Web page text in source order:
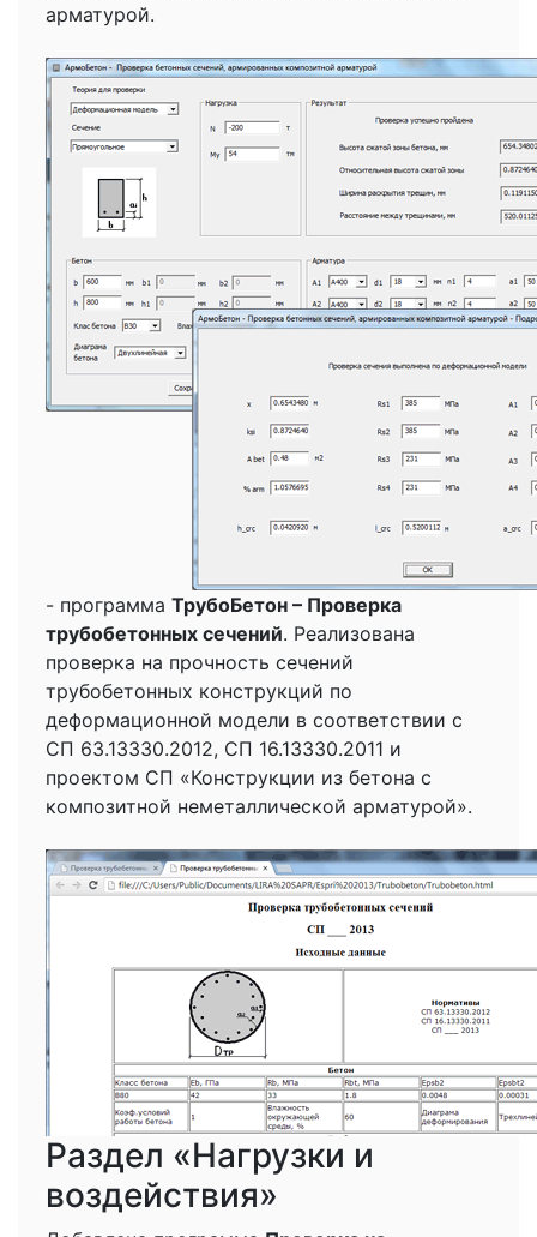
арматурой.
- программа ТрубоБетон – Проверка
трубобетонных сечений. Реализована
проверка на прочность сечений
трубобетонных конструкций по
деформационной модели в соответствии с
СП 63.13330.2012, СП 16.13330.2011 и
проектом СП «Конструкции из бетона с
композитной неметаллической арматурой».
Раздел «Нагрузки и
воздействия»